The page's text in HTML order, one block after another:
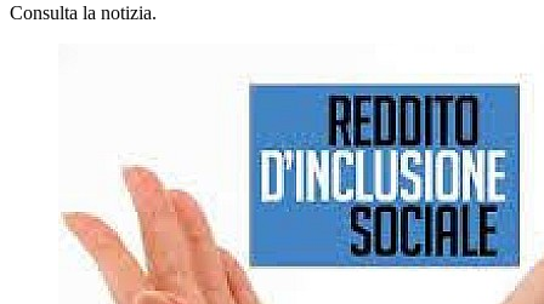
Consulta la notizia.